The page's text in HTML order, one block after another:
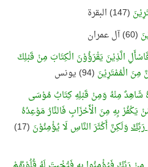
(147) البقرة
(60) آل عمران
الَّذِيْنَ يَقْرَؤُوْنَ الْكِتَابَ مِنْ قَبْلِكَ
مِنَ الْمُمْتَرِيْنَ (94) يونس
شَاهِدٌ مِنْهُ وَمِنْ قَبْلِهِ كِتَابُ مُوْسَى
بِهِ مِنَ الْأَحْزَابِ فَالنَّارُ مَوْعِدُهُ
وَلَكِنَّ أَكْثَرَ النَّاسِ لَا يُؤْمِنُوْنَ
(17)